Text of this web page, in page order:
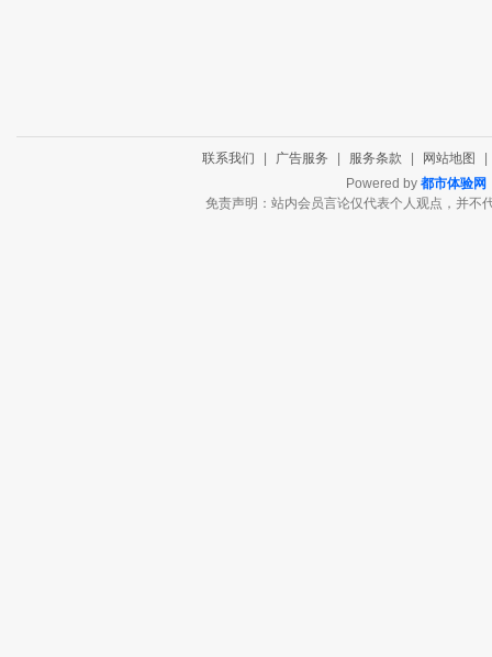
联系我们 广告服务 服务条款 网站地图
Powered by 都市体验网
免责声明：站内会员言论仅代表个人观点，并不